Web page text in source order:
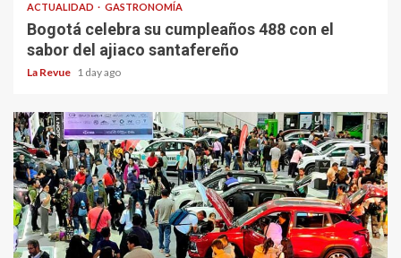
ACTUALIDAD GASTRONOMÍA
Bogotá celebra su cumpleaños 488 con el
sabor del ajiaco santafereño
La Revue 1 day ago